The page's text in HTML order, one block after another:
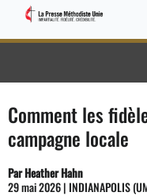
Comment les
campagne locale
Par Heather Hahn
29 mai 2026 | INDIANAPOLIS